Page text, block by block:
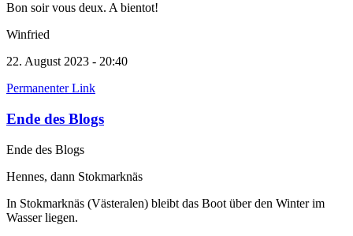
Bon soir vous deux. A bientot!
Winfried
22. August 2023 - 20:40
Permanenter Link
Ende des Blogs
Ende des Blogs
Hennes, dann Stokmarknäs
In Stokmarknäs (Västeralen) bleibt das Boot über den Winter im
Wasser liegen.